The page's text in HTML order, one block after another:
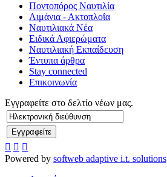
Ποντοπόρος Ναυτιλία
Λιμάνια - Ακτοπλοΐα
Ναυτιλιακά Νέα
Ειδικά Αφιερώματα
Ναυτιλιακή Εκπαίδευση
Έντυπα άρθρα
Stay connected
Επικοινωνία
Εγγραφείτε στο δελτίο νέων μας.
Powered by softweb adaptive i.t. solutions